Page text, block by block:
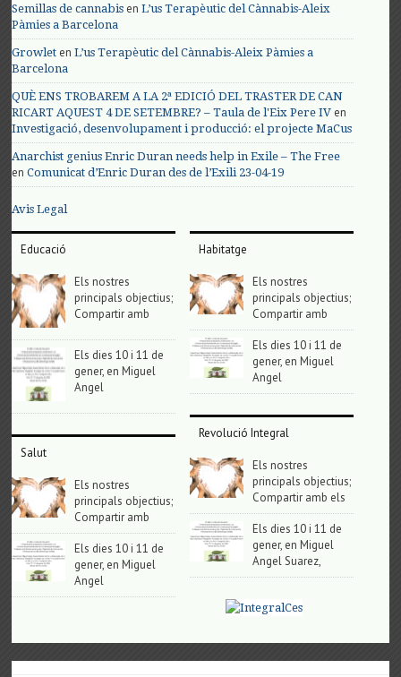
Semillas de cannabis enL’us Terapèutic del Cànnabis-Aleix
Pàmies a Barcelona
Growlet enL’us Terapèutic del Cànnabis-Aleix Pàmies a
Barcelona
QUÈ ENS TROBAREM A LA 2ª EDICIÓ DEL TRASTER DE CAN
RICART AQUEST 4 DE SETEMBRE? – Taula de l'Eix Pere IV en
Investigació, desenvolupament i producció: el projecte MaCus
Anarchist genius Enric Duran needs help in Exile – The Free
enComunicat d’Enric Duran des de l’Exili 23-04-19
Avis Legal
Educació
Els nostres
principals objectius;
Compartir amb
Els dies 10 i 11 de
gener, en Miguel
Angel
Salut
Els nostres
principals objectius;
Compartir amb
Els dies 10 i 11 de
gener, en Miguel
Angel
Habitatge
Els nostres
principals objectius;
Compartir amb
Els dies 10 i 11 de
gener, en Miguel
Angel
Revolució Integral
Els nostres
principals objectius;
Compartir amb els
Els dies 10 i 11 de
gener, en Miguel
Angel Suarez,